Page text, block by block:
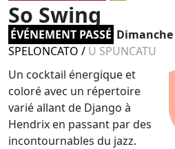
So Swing
ÉVÉNEMENT PASSÉ Dimanche
SPELONCATO / U SPUNCATU
Un cocktail énergique et
coloré avec un répertoire
varié allant de Django à
Hendrix en passant par des
incontournables du jazz.